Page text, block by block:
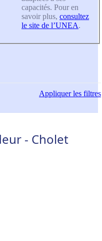
capacités. Pour en
savoir plus, consultez
le site de l’UNEA.
Appliquerles filtres
- Cholet